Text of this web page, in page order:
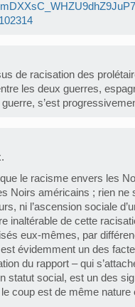
de racisation des
les deux guerres,
s’est
le racisme envers les
Noirs américains ; rien ne
ni l’ascension sociale
inaltérable de cette
eux-mêmes, par
évidemment un des
du rapport – qui
statut social, est un des
coup est de même nature